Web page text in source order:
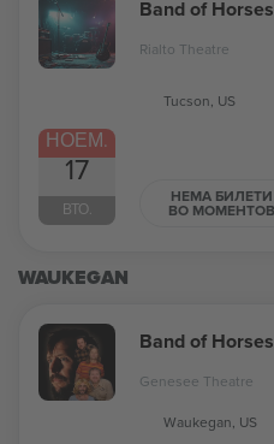
НОЕМ.
17
ВТО.
Band of Horses
Rialto Theatre
Tucson, US
НЕМА БИЛЕТИ
ВО МОМЕНТОВ
WAUKEGAN
Band of Horses
Genesee Theatre
Waukegan, US